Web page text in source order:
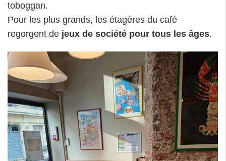
toboggan.
Pour les plus grands, les étagères du café
regorgent de jeux de société pour tous les âges.